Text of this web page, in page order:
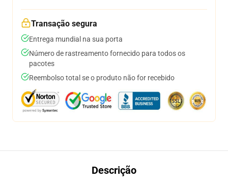
Transação segura
Entrega mundial na sua porta
Número de rastreamento fornecido para todos os
pacotes
Reembolso total se o produto não for recebido
Descrição